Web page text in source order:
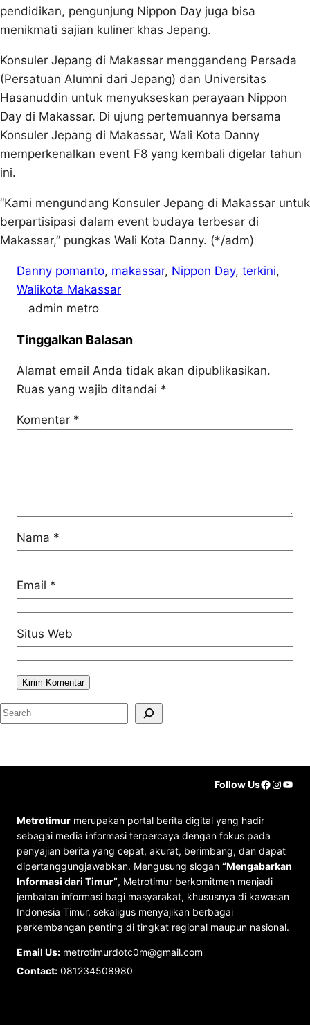
pendidikan, pengunjung Nippon Day juga bisa
menikmati sajian kuliner khas Jepang.
Konsuler Jepang di Makassar menggandeng Persada
(Persatuan Alumni dari Jepang) dan Universitas
Hasanuddin untuk menyukseskan perayaan Nippon
Day di Makassar. Di ujung pertemuannya bersama
Konsuler Jepang di Makassar, Wali Kota Danny
memperkenalkan event F8 yang kembali digelar tahun
ini.
“Kami mengundang Konsuler Jepang di Makassar untuk
berpartisipasi dalam event budaya terbesar di
Makassar,” pungkas Wali Kota Danny. (*/adm)
Danny pomanto, makassar, Nippon Day, terkini
Walikota Makassar
admin metro
Tinggalkan Balasan
Alamat email Anda tidak akan dipublikasikan.
Ruas yang wajib ditandai *
Komentar *
Nama *
Email *
Situs Web
S
r
Follow Us
Metrotimur merupakan portal berita digital yang hadir
sebagai media informasi terpercaya dengan fokus pada
penyajian berita yang cepat, akurat, berimbang, dan dapat
dipertanggungjawabkan. Mengusung slogan “Mengabarkan
Informasi dari Timur”, Metrotimur berkomitmen menjadi
jembatan informasi bagi masyarakat, khususnya di kawasan
Indonesia Timur, sekaligus menyajikan berbagai
perkembangan penting di tingkat regional maupun nasional.
Email Us: metrotimurdotc0m@gmail.com
Contact: 081234508980